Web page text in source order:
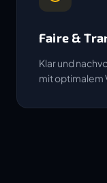
Faire &
Klar und
mit optimalem